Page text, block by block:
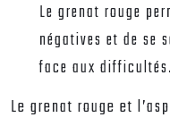
Le grenat rouge
négatives et de se
face aux difficultés.
Le grenat rouge et